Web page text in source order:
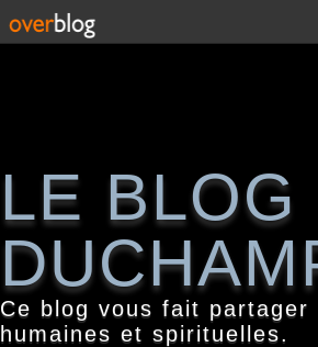
LE
Ce blog vous fait
humaines et spirituelles.